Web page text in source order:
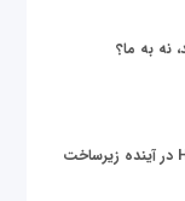
نه به ما؟
زیر پوست دنیای داده؛ نقش سرور HP در آینده زیرساخت